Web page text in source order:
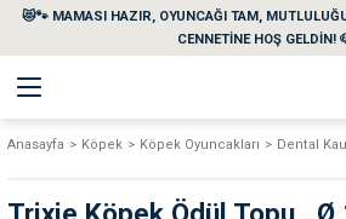
😻🐾 MAMASI HAZIR, OYUNCAĞI TAM,
CENNETİNE HOŞ GELDİN!
Geri Dön
Geri Dön
Geri Dön
Geri Dön
Geri Dön
Geri Dön
Anasayfa Köpek Köpek Oyuncakları Dental